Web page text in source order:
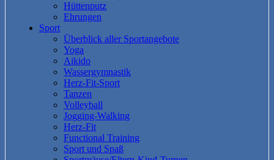
Hüttenputz
Ehrungen
Sport
Überblick aller Sportangebote
Yoga
Aikido
Wassergymnastik
Herz-Fit-Sport
Tanzen
Volleyball
Jogging-Walking
Herz-Fit
Functional Training
Sport und Spaß